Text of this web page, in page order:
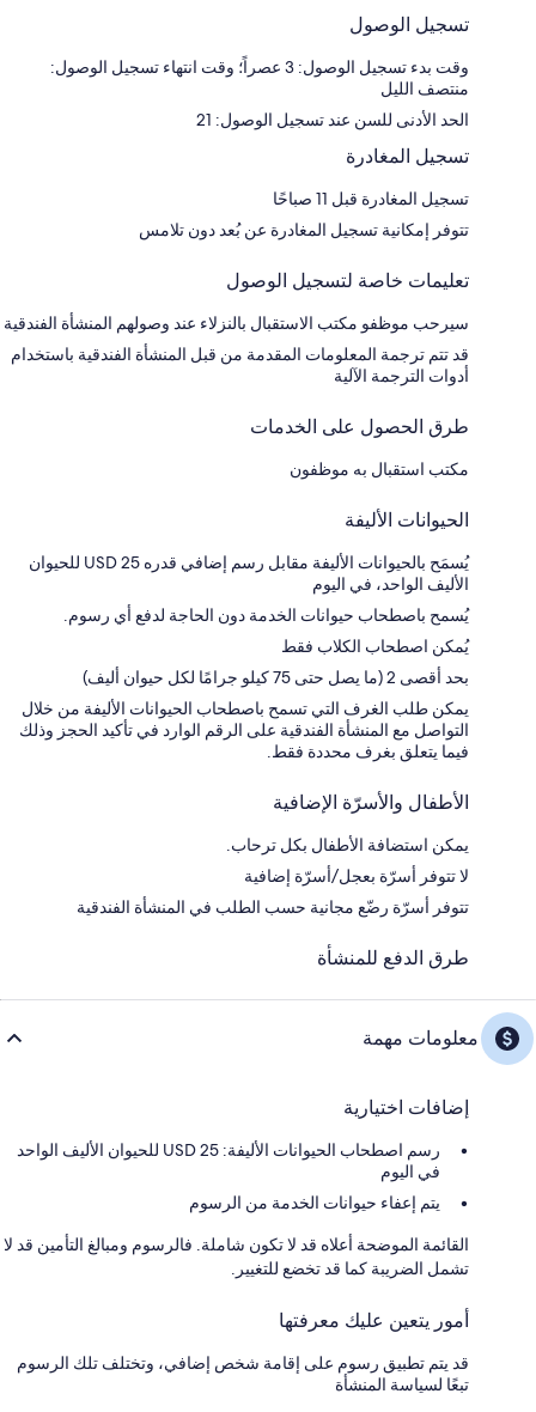
تسجيل الوصول
وقت بدء تسجيل الوصول: 3 عصراً؛ وقت انتهاء تسجيل الوصول:
منتصف الليل
الحد الأدنى للسن عند تسجيل الوصول: 21
تسجيل المغادرة
تسجيل المغادرة قبل 11 صباحًا
تتوفر إمكانية تسجيل المغادرة عن بُعد دون تلامس
تعليمات خاصة لتسجيل الوصول
سيرحب موظفو مكتب الاستقبال بالنزلاء عند وصولهم المنشأة الفندقية
قد تتم ترجمة المعلومات المقدمة من قبل المنشأة الفندقية باستخدام
أدوات الترجمة الآلية
طرق الحصول على الخدمات
مكتب استقبال به موظفون
الحيوانات الأليفة
يُسمَح بالحيوانات الأليفة مقابل رسم إضافي قدره USD 25 للحيوان
الأليف الواحد، في اليوم
يُسمح باصطحاب حيوانات الخدمة دون الحاجة لدفع أي رسوم.
يُمكن اصطحاب الكلاب فقط
بحد أقصى 2 (ما يصل حتى 75 كيلو جرامًا لكل حيوان أليف)
يمكن طلب الغرف التي تسمح باصطحاب الحيوانات الأليفة من خلال
التواصل مع المنشأة الفندقية على الرقم الوارد في تأكيد الحجز وذلك
فيما يتعلق بغرف محددة فقط.
الأطفال والأسرّة الإضافية
يمكن استضافة الأطفال بكل ترحاب.
لا تتوفر أسرّة بعجل/أسرّة إضافية
تتوفر أسرّة رضّع مجانية حسب الطلب في المنشأة الفندقية
طرق الدفع للمنشأة
معلومات مهمة
إضافات اختيارية
رسم اصطحاب الحيوانات الأليفة: 25 USD للحيوان الأليف الواحد
في اليوم
يتم إعفاء حيوانات الخدمة من الرسوم
القائمة الموضحة أعلاه قد لا تكون شاملة. فالرسوم ومبالغ التأمين قد لا
تشمل الضريبة كما قد تخضع للتغيير.
أمور يتعين عليك معرفتها
قد يتم تطبيق رسوم على إقامة شخص إضافي، وتختلف تلك الرسوم
تبعًا لسياسة المنشأة